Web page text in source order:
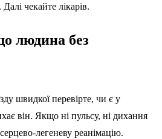
чекайте лікарів.
людина без
швидкої перевірте, чи є у
він. Якщо ні пульсу, ні дихання
легеневу реанімацію.